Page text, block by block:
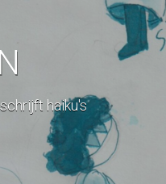
haiku's